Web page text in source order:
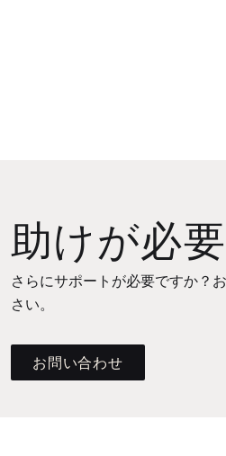
助けが必
さらにサポートが必要ですか？
さい。
お問い合わせ